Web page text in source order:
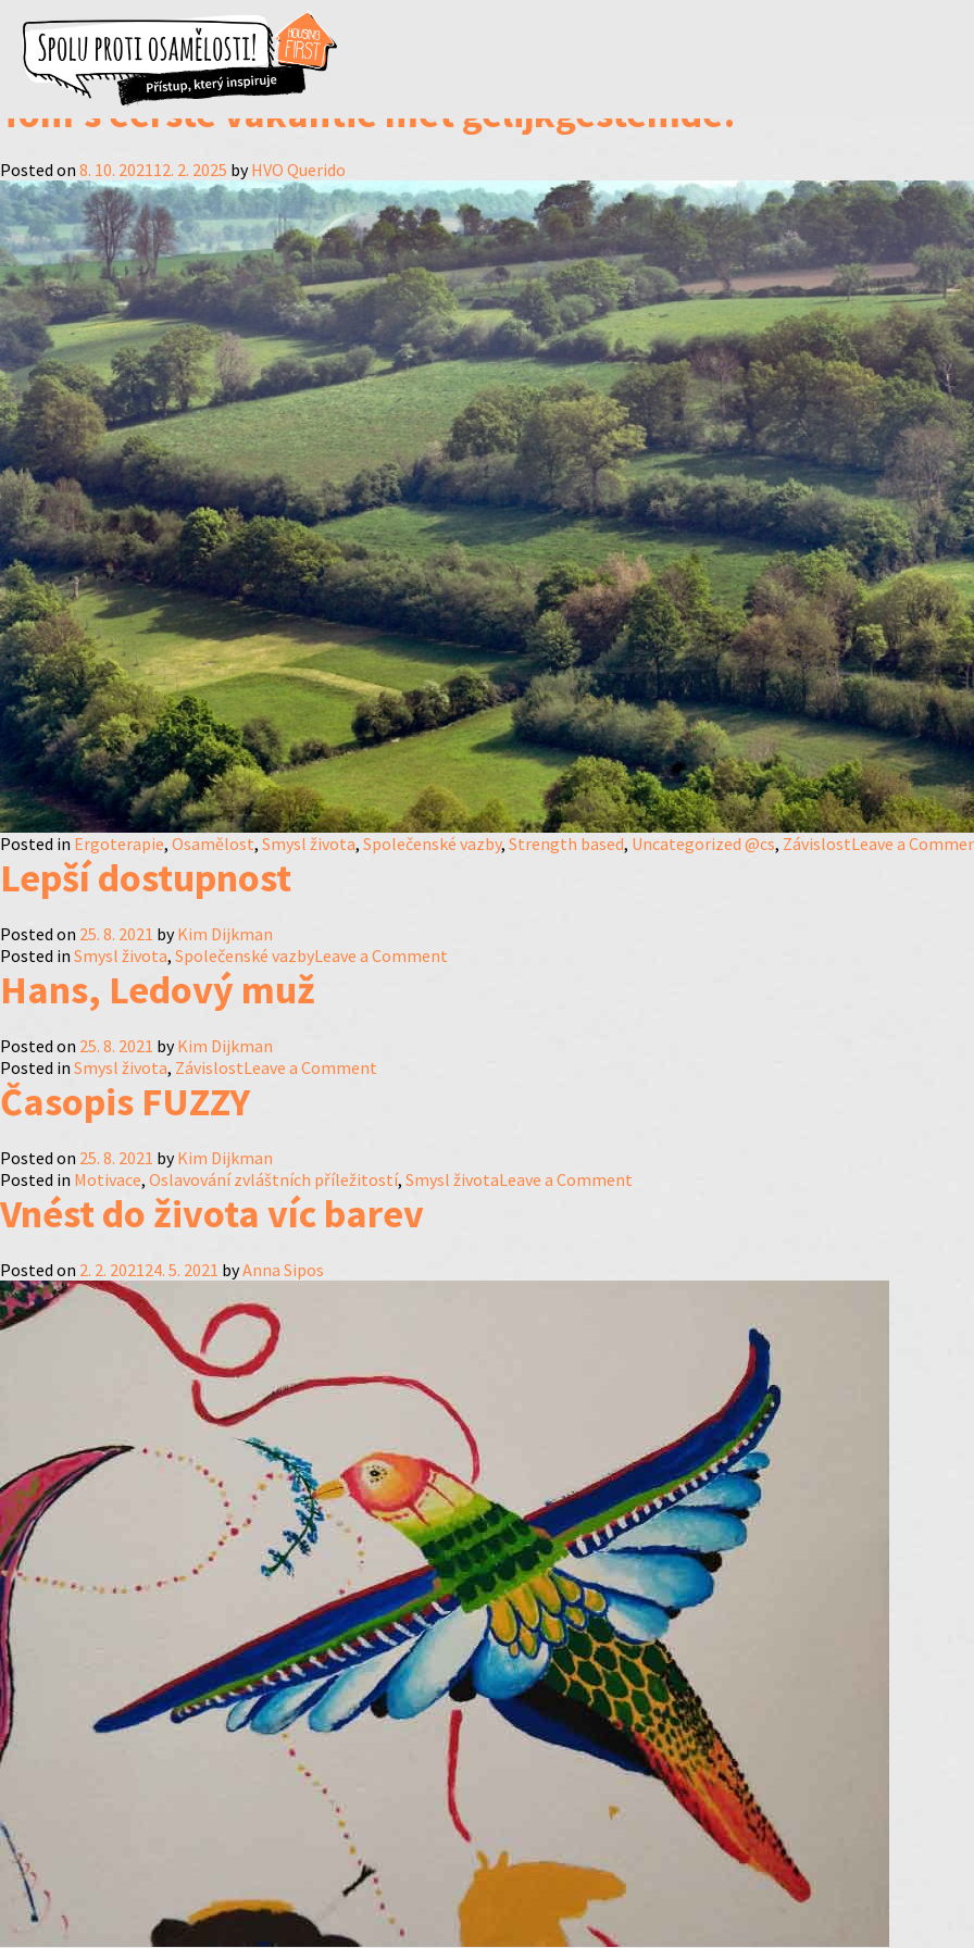
Rubrika:Smysl života
Tom’s eerste vakantie met gelijkgestemde!
Posted on 8. 10. 202112. 2. 2025 byHVO Querido
Posted in Ergoterapie, Osamělost, Smysl života, Společenské vazby, Strength based, Uncategorized @cs, ZávislostLeave a
Lepší dostupnost
Posted on 25. 8. 2021 byKim Dijkman
Posted in Smysl života, Společenské vazbyLeave a Comment
Hans, Ledový muž
Posted on 25. 8. 2021 byKim Dijkman
Posted in Smysl života, ZávislostLeave a Comment
Časopis FUZZY
Posted on 25. 8. 2021 byKim Dijkman
Posted in Motivace, Oslavování zvláštních příležitostí, Smysl životaLeave a Comment
Vnést do života víc barev
Posted on 2. 2. 202124. 5. 2021 byAnna Sipos